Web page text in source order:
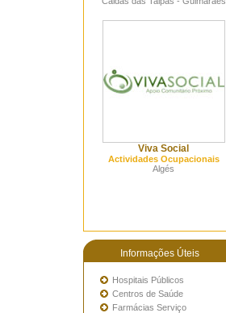
Viva Social
Actividades Ocupacionais
Algés
Informações Úteis
Hospitais Públicos
Centros de Saúde
Farmácias Serviço